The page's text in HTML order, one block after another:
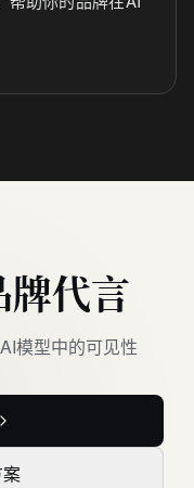
代言
模型中的可见性